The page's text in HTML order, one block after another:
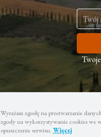
Wyrażam zgodę na przetwarzanie
zgody na wykorzystywanie cookies we
opuszczenie serwisu. Więcej